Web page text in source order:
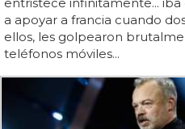
a apoyar a francia cuando
ellos, les golpearon
teléfonos móviles...